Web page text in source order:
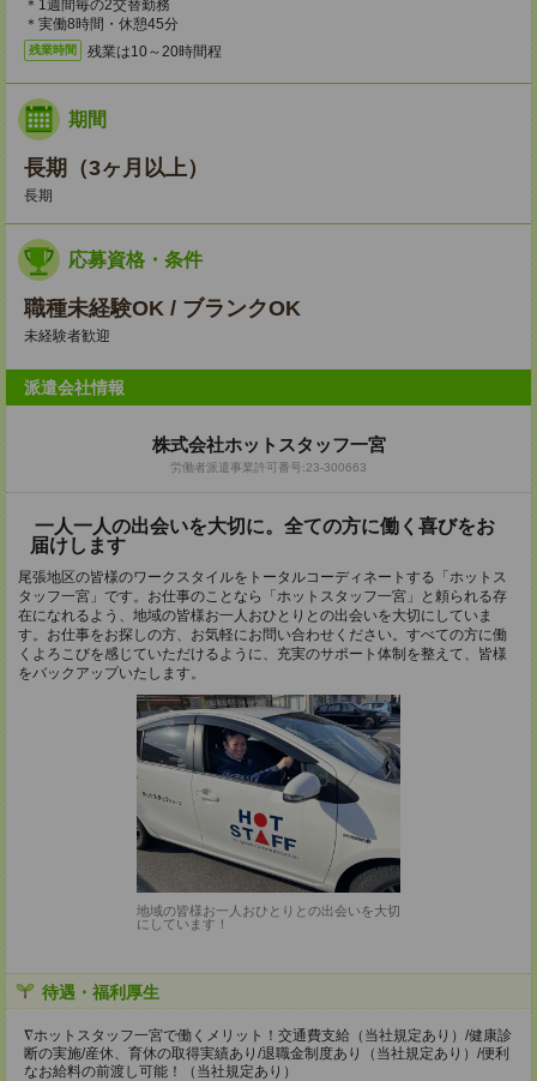
＊1週間毎の2交替勤務
＊実働8時間・休憩45分
残業時間 残業は10～20時間程
期間
長期（3ヶ月以上）
長期
応募資格・条件
職種未経験OK / ブランクOK
未経験者歓迎
派遣会社情報
株式会社ホットスタッフ一宮
労働者派遣事業許可番号:23-300663
一人一人の出会いを大切に。全ての方に働く喜びをお
届けします
尾張地区の皆様のワークスタイルをトータルコーディネートする「ホットス
タッフ一宮」です。お仕事のことなら「ホットスタッフ一宮」と頼られる存
在になれるよう、地域の皆様お一人おひとりとの出会いを大切にしていま
す。お仕事をお探しの方、お気軽にお問い合わせください。すべての方に働
くよろこびを感じていただけるように、充実のサポート体制を整えて、皆様
をバックアップいたします。
地域の皆様お一人おひとりとの出会いを大切
にしています！
待遇・福利厚生
∇ホットスタッフ一宮で働くメリット！交通費支給（当社規定あり）/健康診
断の実施/産休、育休の取得実績あり/退職金制度あり（当社規定あり）/便利
なお給料の前渡し可能！（当社規定あり）